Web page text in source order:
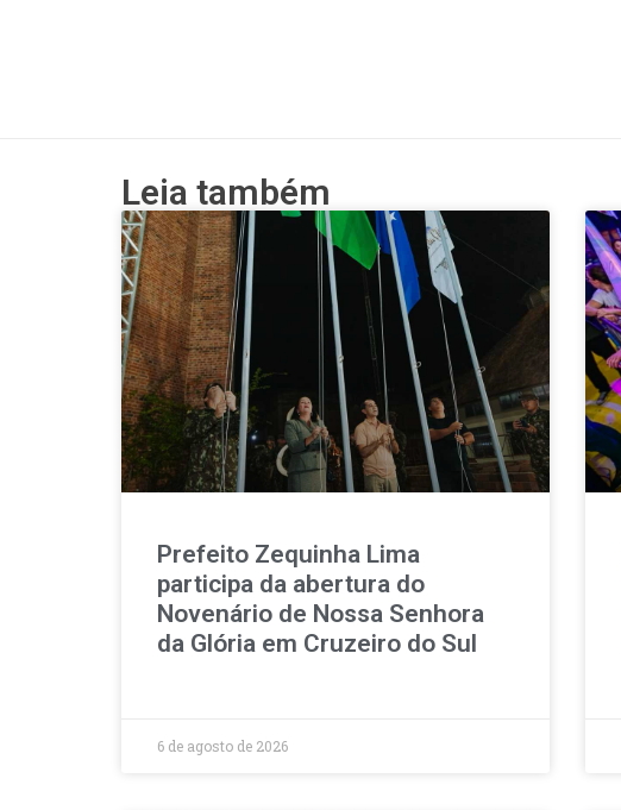
Leia também
Prefeito Zequinha Lima
participa da abertura do
Novenário de Nossa Senhora
da Glória em Cruzeiro do Sul
6 de agosto de 2026